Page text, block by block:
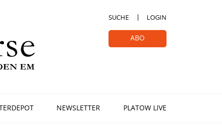
SUCHE LOGIN
ABO
NEWSLETTER
PLATOW LIVE